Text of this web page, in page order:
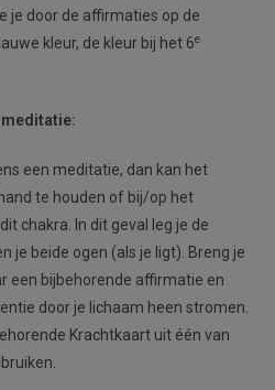
je door de affirmaties op de
kleur, de kleur bij het 6e
meditatie:
een meditatie, dan kan het
te houden of bij/op het
chakra. In dit geval leg je de
je beide ogen (als je ligt). Breng je
een bijbehorende affirmatie en
door je lichaam heen stromen.
Krachtkaart uit één van